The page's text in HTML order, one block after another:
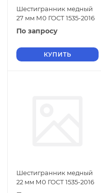
Шестигранник медный
27 мм М0 ГОСТ 1535-2016
По запросу
КУПИТЬ
Шестигранник медный
22 мм М0 ГОСТ 1535-2016